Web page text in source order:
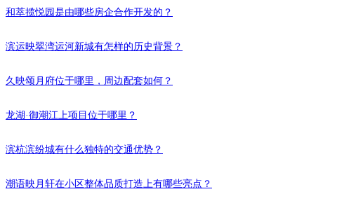
和萃揽悦园是由哪些房企合作开发的？
滨运映翠湾运河新城有怎样的历史背景？
久映颂月府位于哪里，周边配套如何？
龙湖·御潮江上项目位于哪里？
滨杭滨纷城有什么独特的交通优势？
潮语映月轩在小区整体品质打造上有哪些亮点？